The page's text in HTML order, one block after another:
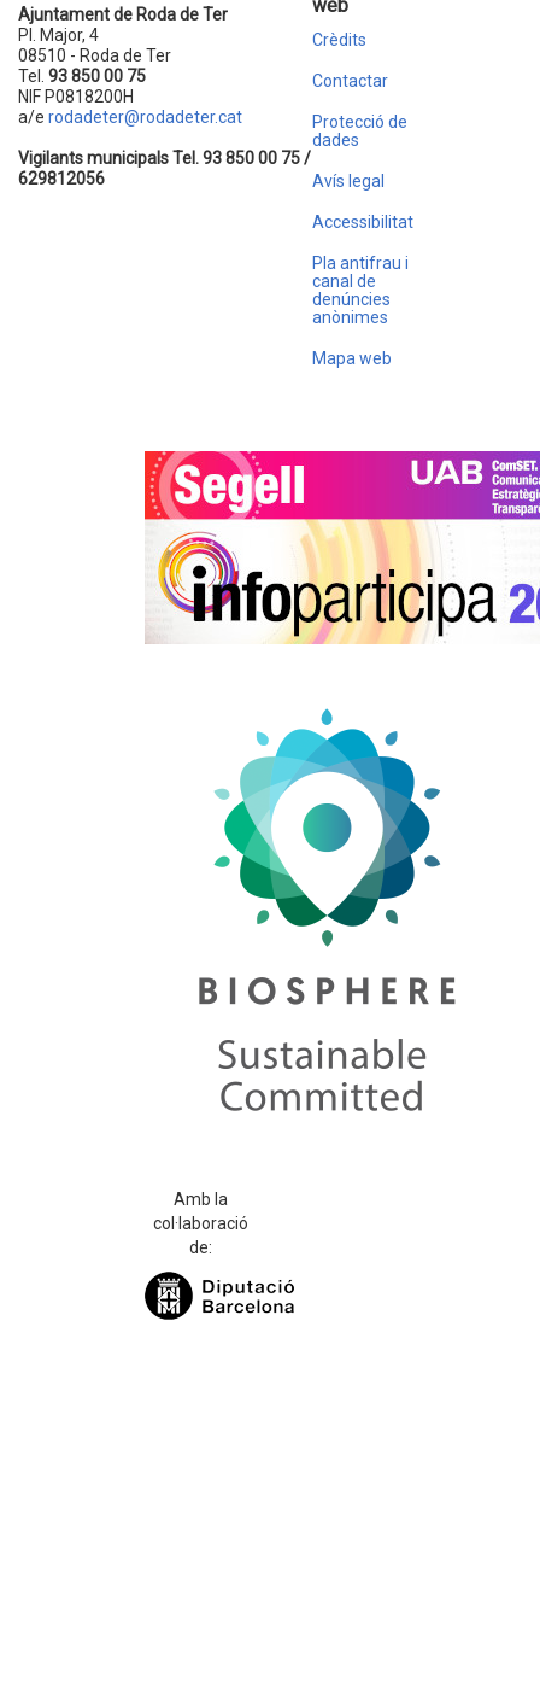
Ajuntament de Roda de Ter
Pl. Major, 4
08510 - Roda de Ter
Tel. 93 850 00 75
NIF P0818200H
a/e rodadeter@rodadeter.cat
Vigilants municipals Tel. 93 850 00 75 /
629812056
web
Crèdits
Contactar
Protecció de
dades
Avís legal
Accessibilitat
Pla antifrau i
canal de
denúncies
anònimes
Mapa web
Amb la
col·laboració
de: